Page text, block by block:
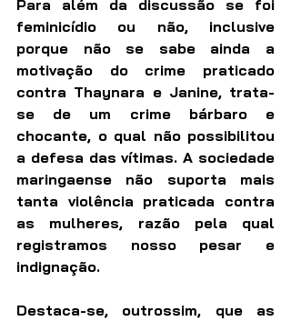
Para além da discussão se foi
feminicídio ou não, inclusive
porque não se sabe ainda a
motivação do crime praticado
contra Thaynara e Janine, trata-
se de um crime bárbaro e
chocante, o qual não possibilitou
a defesa das vítimas. A sociedade
maringaense não suporta mais
tanta violência praticada contra
as mulheres, razão pela qual
registramos nosso pesar e
indignação.
Destaca-se, outrossim, que as